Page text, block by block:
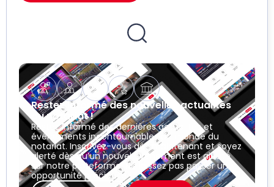
Restez informé des nouvelles actualités
du notariat !
Restez informé des dernières actualités et
événements incontournables du monde du
notariat. Inscrivez-vous dès maintenant et soyez
alerté dès qu’un nouvel événement est ajouté
sur notre plateforme. Ne laissez pas passer une
opportunité précieuse !